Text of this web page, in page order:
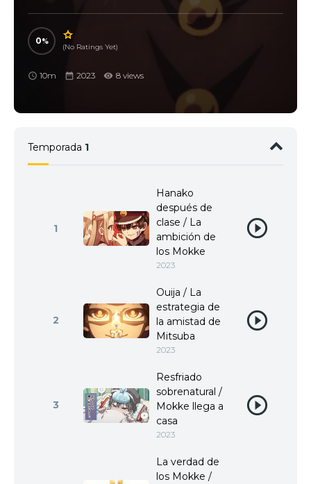
0
(No Ratings Yet)
10m 2023 8 views
Temporada 1
1
Hanako
después de
clase / La
ambición de
los Mokke
2023
2
Ouija / La
estrategia de
la amistad de
Mitsuba
2023
3
Resfriado
sobrenatural /
Mokke llega a
casa
2023
La verdad de
los Mokke /